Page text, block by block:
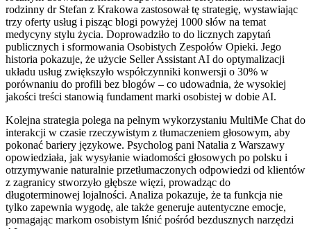
rodzinny dr Stefan z Krakowa zastosował tę strategię, wystawiając
trzy oferty usług i pisząc blogi powyżej 1000 słów na temat
medycyny stylu życia. Doprowadziło to do licznych zapytań
publicznych i sformowania Osobistych Zespołów Opieki. Jego
historia pokazuje, że użycie Seller Assistant AI do optymalizacji
układu usług zwiększyło współczynniki konwersji o 30% w
porównaniu do profili bez blogów – co udowadnia, że wysokiej
jakości treści stanowią fundament marki osobistej w dobie AI.
Kolejna strategia polega na pełnym wykorzystaniu MultiMe Chat do
interakcji w czasie rzeczywistym z tłumaczeniem głosowym, aby
pokonać bariery językowe. Psycholog pani Natalia z Warszawy
opowiedziała, jak wysyłanie wiadomości głosowych po polsku i
otrzymywanie naturalnie przetłumaczonych odpowiedzi od klientów
z zagranicy stworzyło głębsze więzi, prowadząc do
długoterminowej lojalności. Analiza pokazuje, że ta funkcja nie
tylko zapewnia wygodę, ale także generuje autentyczne emocje,
pomagając markom osobistym lśnić pośród bezdusznych narzędzi